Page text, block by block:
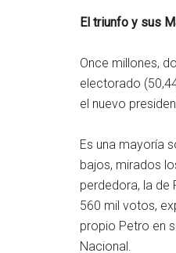
El triunfo y sus
Once millones,
electorado
el nuevo
Es una mayoría
bajos, mirados
perdedora, la de
560 mil votos,
propio Petro en
Nacional.